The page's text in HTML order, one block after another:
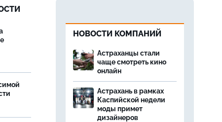
НОВОСТИ КОМПАНИЙ
Астраханцы стали
чаще смотреть кино
онлайн
Астрахань в рамках
Каспийской недели
моды примет
дизайнеров